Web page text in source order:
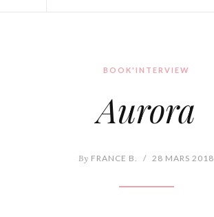
BOOK'INTERVIEW
Aurora
By FRANCE B. / 28 MARS 2018